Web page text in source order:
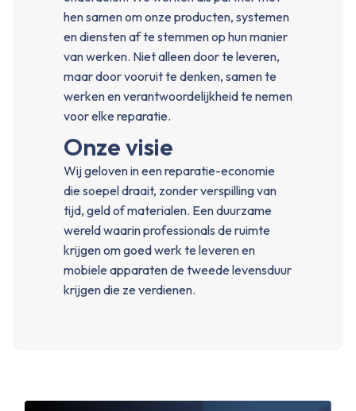
hen samen om onze producten, systemen
en diensten af te stemmen op hun manier
van werken. Niet alleen door te leveren,
maar door vooruit te denken, samen te
werken en verantwoordelijkheid te nemen
voor elke reparatie.
Onze visie
Wij geloven in een reparatie-economie
die soepel draait, zonder verspilling van
tijd, geld of materialen. Een duurzame
wereld waarin professionals de ruimte
krijgen om goed werk te leveren en
mobiele apparaten de tweede levensduur
krijgen die ze verdienen.